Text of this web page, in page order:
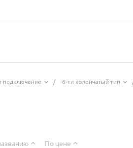
подключение / 6-ти колончатый тип
По цене